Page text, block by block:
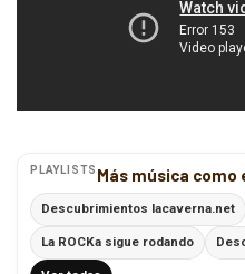
PLAYLISTS Más música como
Descubrimientos lacaverna.net
La ROCKa sigue rodando